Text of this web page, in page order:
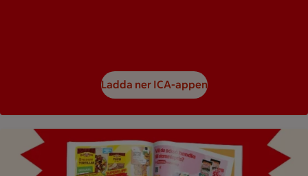
Ladda ner ICA-appen
Bild på ett reklamblad